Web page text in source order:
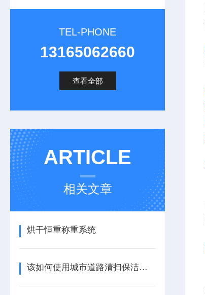
TEL-PHONE
13165062660
查看全部
ARTICLE
相关文章
烘干恒重称重系统
该如何使用城市道路清扫保洁监测设备呢？看看本篇吧